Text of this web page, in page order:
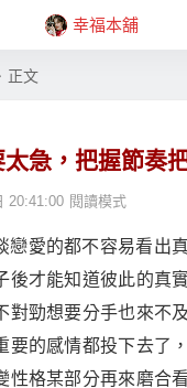
幸福本舖
正文
急，把握節奏
20:41:00 閱讀模式
戀愛的都不容易看出
後才能知道彼此的真
對勁想要分手也來不
要的感情都投下去了
性格某部分再來磨合